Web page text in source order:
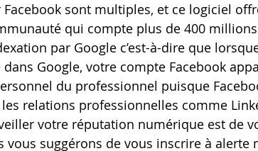
sont multiples, et ce logiciel
qui compte plus de 400
par Google c’est-à-dire que
Google, votre compte Facebook
du professionnel puisque
les relations professionnelles comme
votre réputation numérique est de
vous suggérons de vous inscrire à alerte